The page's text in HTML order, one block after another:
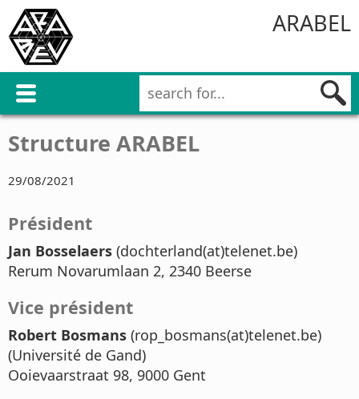
ARABEL
Structure ARABEL
29/08/2021
Président
Jan Bosselaers (dochterland(at)telenet.be)
Rerum Novarumlaan 2, 2340 Beerse
Vice président
Robert Bosmans (rop_bosmans(at)telenet.be)
(Université de Gand)
Ooievaarstraat 98, 9000 Gent